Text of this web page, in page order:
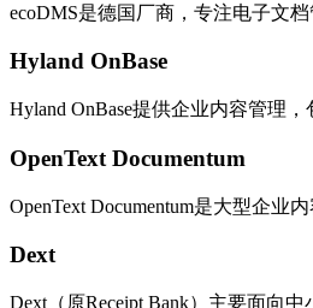
ecoDMS是德国厂商，专注电子文
Hyland OnBase
Hyland OnBase提供企业内容管理
OpenText Documentum
OpenText Documentum是大型企业
Dext
Dext（原Receipt Bank）主要面向